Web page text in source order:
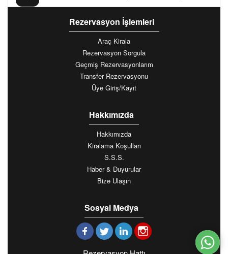
Rezervasyon İşlemleri
Araç Kirala
Rezervasyon Sorgula
Geçmiş Rezervasyonlarım
Transfer Rezervasyonu
Üye Giriş/Kayıt
Hakkımızda
Hakkımızda
Kiralama Koşulları
S.S.S.
Haber & Duyurular
Bize Ulaşın
Sosyal Medya